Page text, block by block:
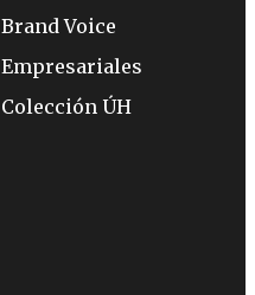
Brand Voice
Empresariales
Colección ÚH